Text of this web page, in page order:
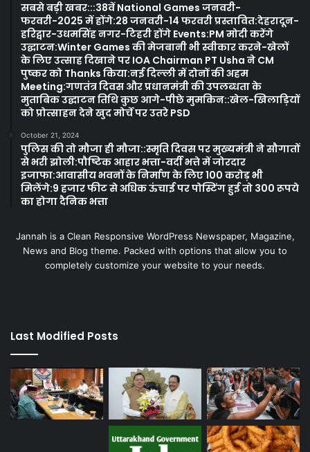
सबसे बड़ी खबर:::38वें National Games जनवरी-
फरवरी-2025 में होंगे:28 जनवरी-14 फरवरी प्रस्तावित:देहरादून-
हरिद्वार-उधमसिंह नगर-टिहरी होंगे Events:PM मोदी करेंगे
उद्घाटन:Winter Games की मेजबानी भी स्वीकार करने-खेलों
के लिए उत्साह दिखाने पर IOA Chairman PT Usha ने CM
पुष्कर को Thanks किया:नई दिल्ली में दोनों की अहम
Meeting:गणतंत्र दिवस और प्रधानमंत्री की उपलब्धता के
मुताबिक उद्घाटन तिथि कुछ आगे-पीछे मुमकिन::खेल-खिलाड़ियों
को प्रोत्साहन देने खुद मोर्चे पर उतरे PSD
October 21, 2024
पुलिस की तो मौजा ही मौजा::स्मृति दिवस पर मुख्यमंत्री ने सौगातों
से भरी झोली:पौष्टिक आहार भत्ता-वर्दी भत्ते में जोरदार
इजाफा:आवासीय भवनों के निर्माण के लिए 100 करोड़ भी
मिलेंगे:9 हजार फीट से अधिक ऊंचाई पर पोस्टिंग हुई तो 300 रूपये
का होगा दैनिक भत्ता
Jannah is a Clean Responsive WordPress Newspaper, Magazine,
News and Blog theme. Packed with options that allow you to
completely customize your website to your needs.
Last Modified Posts